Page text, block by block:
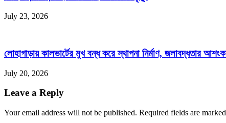
July 23, 2026
লোহাগাড়ায় কালভার্টের মুখ বন্ধ করে স্থাপনা নির্মাণ, জলাবদ্ধতার
July 20, 2026
Leave a Reply
Your email address will not be published. Required fields are marked